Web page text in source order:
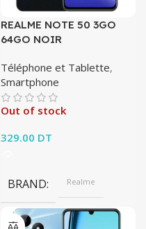
REALME NOTE 50 3GO
64GO NOIR
Téléphone et Tablette,
Smartphone
Out of stock
329.00 DT
BRAND Realme